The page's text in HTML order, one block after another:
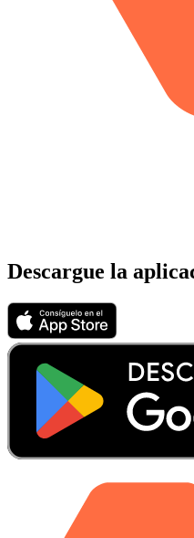
Descargue la